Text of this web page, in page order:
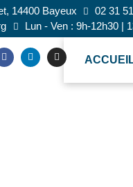
14400 Bayeux
02 31
Lun - Ven : 9h-12h30 |